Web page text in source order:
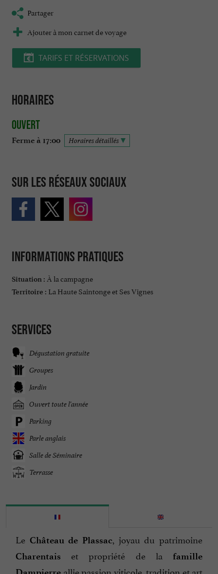
Partager
Ajouter à mon carnet de voyage
TARIFS ET RÉSERVATIONS
Horaires
Ouvert
Ferme à 17:00 Horaires détaillés
Sur les réseaux sociaux
Informations pratiques
Situation : À la campagne
Territoire : La Haute Saintonge et Ses Vignes
Services
Dégustation gratuite
Groupes
Jardin
Ouvert toute l'année
Parking
Parle anglais
Salle de Séminaire
Terrasse
Le Château de Plassac, joyau du patrimoine
Charentais et propriété de la
famille
allie passion viticole, tradition et art